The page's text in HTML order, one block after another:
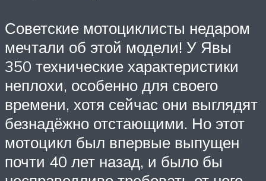
Советские мотоциклисты недаром
мечтали об этой модели! У Явы
350 технические характеристики
неплохи, особенно для своего
времени, хотя сейчас они выглядят
безнадёжно отстающими. Но этот
мотоцикл был впервые выпущен
почти 40 лет назад, и было бы